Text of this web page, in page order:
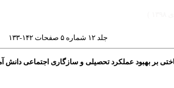
جلد ۱۲ شماره ۵ صفحات ۱۴۲-۱۳۳
بر بهبود عملکرد تحصیلی و سازگاری اجتماعی